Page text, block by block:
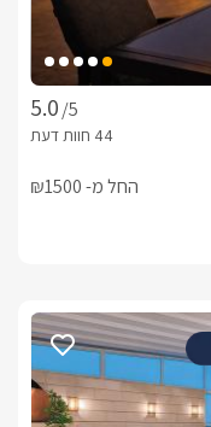
/5
החל מ- ₪1500